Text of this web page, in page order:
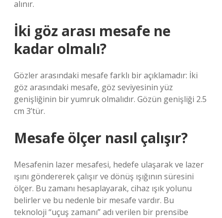
alınır.
İki göz arası mesafe ne
kadar olmalı?
Gözler arasındaki mesafe farklı bir açıklamadır: İki
göz arasındaki mesafe, göz seviyesinin yüz
genişliğinin bir yumruk olmalıdır. Gözün genişliği 2.5
cm 3’tür.
Mesafe ölçer nasıl çalışır?
Mesafenin lazer mesafesi, hedefe ulaşarak ve lazer
ışını göndererek çalışır ve dönüş ışığının süresini
ölçer. Bu zamanı hesaplayarak, cihaz ışık yolunu
belirler ve bu nedenle bir mesafe vardır. Bu
teknoloji “uçuş zamanı” adı verilen bir prensibe